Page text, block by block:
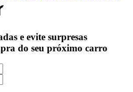
e evite surpresas
do seu próximo carro